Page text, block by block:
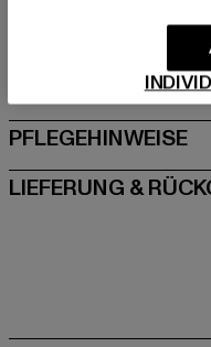
GRÖSSE &
PFLEGEHINWEISE
LIEFERUNG &